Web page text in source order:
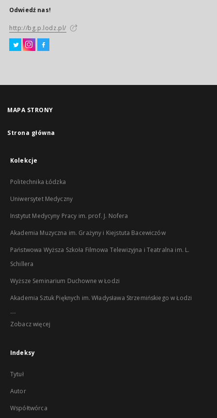
Odwiedź nas!
http://bg.p.lodz.pl/
MAPA STRONY
Strona główna
Kolekcje
Politechnika Łódzka
Uniwersytet Medyczny
Instytut Medycyny Pracy im. prof. J. Nofera
Akademia Muzyczna im. Grażyny i Kiejstuta Bacewiczów
Państwowa Wyższa Szkoła Filmowa Telewizyjna i Teatralna im. L.
Schillera
Wyższe Seminarium Duchowne w Łodzi
Akademia Sztuk Pięknych im. Władysława Strzemińskiego w Łodzi
...
Zobacz więcej
Indeksy
Tytuł
Autor
Współtwórca